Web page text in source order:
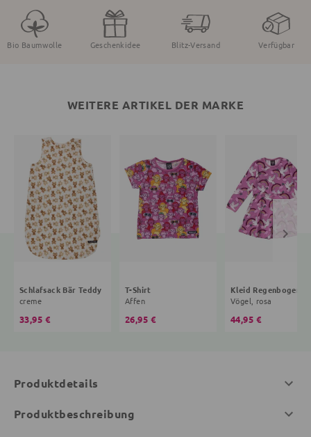
Bio Baumwolle Geschenkidee Blitz-Versand Verfügbar
WEITERE ARTIKEL DER MARKE
Schlafsack Bär Teddy
creme
33,95 €
T-Shirt
Affen
26,95 €
Vögel, rosa
44,95 €
Produktdetails
Produktbeschreibung